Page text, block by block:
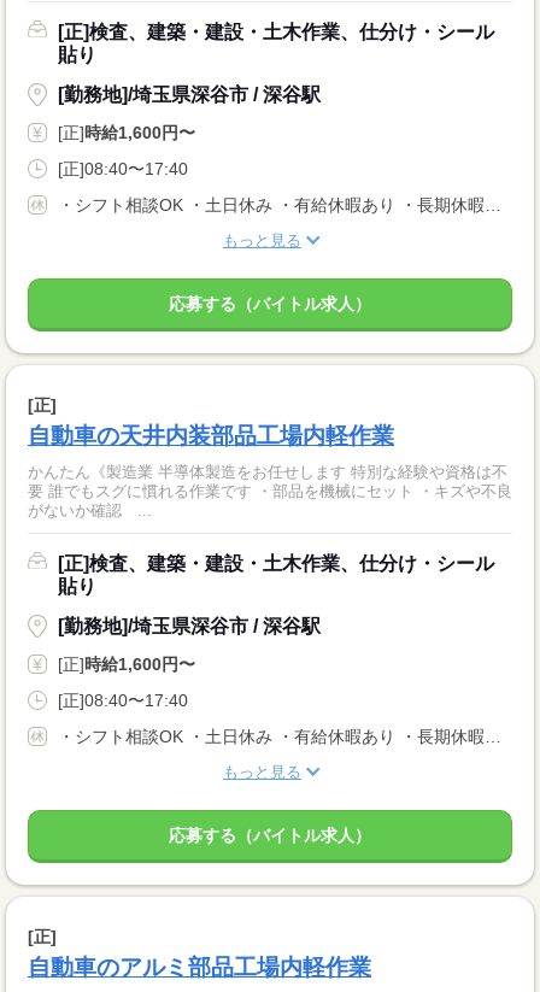
[正]検査、建築・建設・土木作業、仕分け・シール
貼り
[勤務地]/埼玉県深谷市 / 深谷駅
[正]時給1,600円〜
[正]08:40〜17:40
もっと見る
応募する（バイトル求人）
[正]
自動車の天井内装部品工場内軽作業
かんたん《製造業 半導体製造をお任せします 特別な経験や資格は不
要 誰でもスグに慣れる作業です ・部品を機械にセット ・キズや不良
がないか確認 ...
[正]検査、建築・建設・土木作業、仕分け・シール
貼り
[勤務地]/埼玉県深谷市 / 深谷駅
[正]時給1,600円〜
[正]08:40〜17:40
もっと見る
応募する（バイトル求人）
[正]
自動車のアルミ部品工場内軽作業